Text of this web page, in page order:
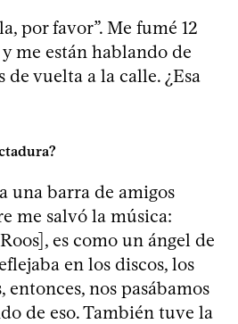
por favor”. Me fumé 12
me están hablando de
vuelta a la calle. ¿Esa
una barra de amigos
me salvó la música:
es como un ángel de
en los discos, los
entonces, nos pasábamos
de eso. También tuve la